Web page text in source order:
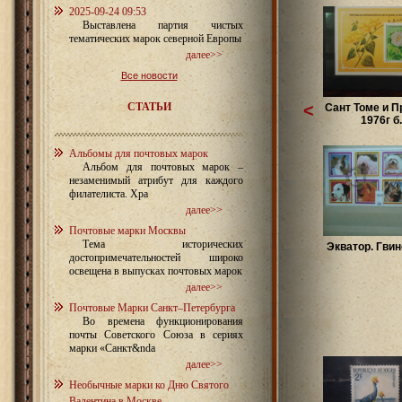
2025-09-24 09:53
Выставлена партия чистых
тематических марок северной Европы
далее>>
Все новости
СТАТЬИ
Альбомы для почтовых марок
Альбом для почтовых марок –
незаменимый атрибут для каждого
филателиста. Хра
далее>>
Почтовые марки Москвы
Тема исторических
достопримечательностей широко
освещена в выпусках почтовых марок
далее>>
Почтовые Марки Санкт–Петербурга
Во времена функционирования
почты Советского Союза в сериях
марки «Санкт&nda
далее>>
Необычные марки ко Дню Святого
Сант Томе и
1976г
Экватор.
<